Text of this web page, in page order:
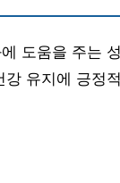
도움을 주는
유지에 긍정